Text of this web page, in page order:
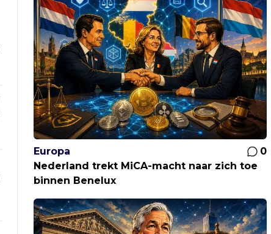
Europa
0
Nederland trekt MiCA-macht naar zich toe
binnen Benelux